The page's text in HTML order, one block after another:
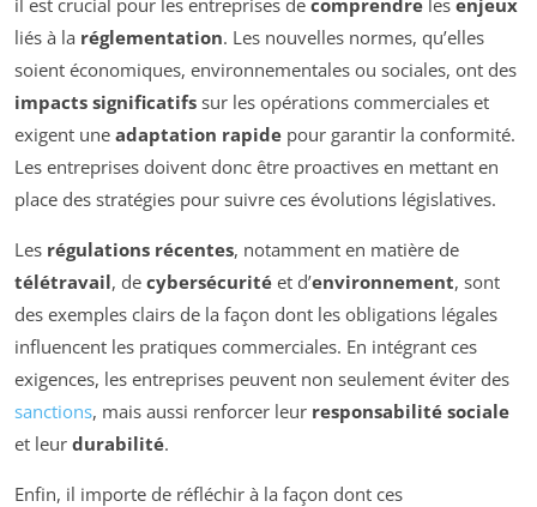
liés à la réglementation. Les nouvelles normes, qu’elles
soient économiques, environnementales ou sociales, ont des
impacts significatifs sur les opérations commerciales et
exigent une adaptation rapide pour garantir la conformité.
Les entreprises doivent donc être proactives en mettant en
place des stratégies pour suivre ces évolutions législatives.
Les régulations récentes, notamment en matière de
télétravail, de cybersécurité et d’environnement, sont
des exemples clairs de la façon dont les obligations légales
influencent les pratiques commerciales. En intégrant ces
exigences, les entreprises peuvent non seulement éviter des
sanctions, mais aussi renforcer leur responsabilité sociale
et leur durabilité.
Enfin, il importe de réfléchir à la façon dont ces